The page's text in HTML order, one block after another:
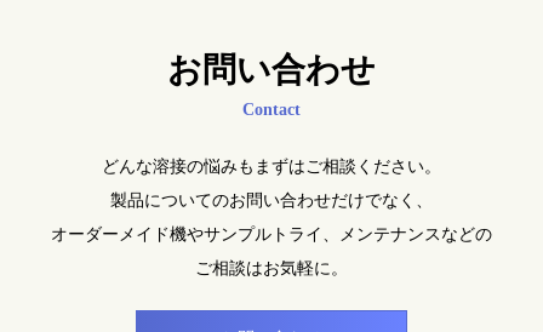
お問い合わせ
Contact
どんな溶接の悩みもまずはご相談ください。
製品についてのお問い合わせだけでなく、
オーダーメイド機やサンプルトライ、メンテナンスなどの
ご相談はお気軽に。